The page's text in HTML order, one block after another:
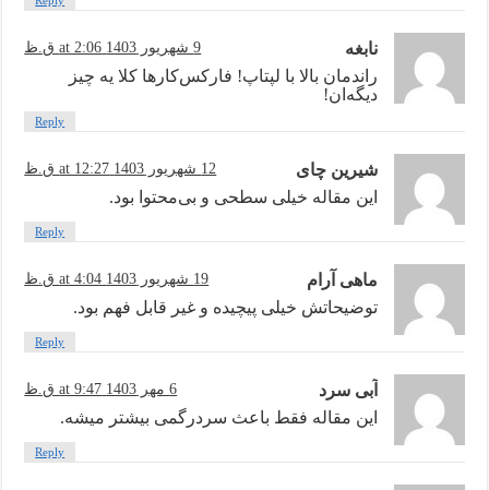
نابغه 9 شهریور 1403 at 2:06 ق.ظ
راندمان بالا با لپتاپ! فارکس‌کارها کلا یه چیز
دیگه‌ان!
Reply
شیرین چای 12 شهریور 1403 at 12:27 ق.ظ
این مقاله خیلی سطحی و بی‌محتوا بود.
Reply
ماهی آرام 19 شهریور 1403 at 4:04 ق.ظ
توضیحاتش خیلی پیچیده و غیر قابل فهم بود.
Reply
آبی سرد 6 مهر 1403 at 9:47 ق.ظ
این مقاله فقط باعث سردرگمی بیشتر میشه.
Reply